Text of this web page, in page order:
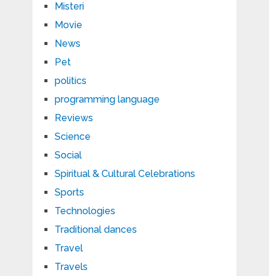
Misteri
Movie
News
Pet
politics
programming language
Reviews
Science
Social
Spiritual & Cultural Celebrations
Sports
Technologies
Traditional dances
Travel
Travels